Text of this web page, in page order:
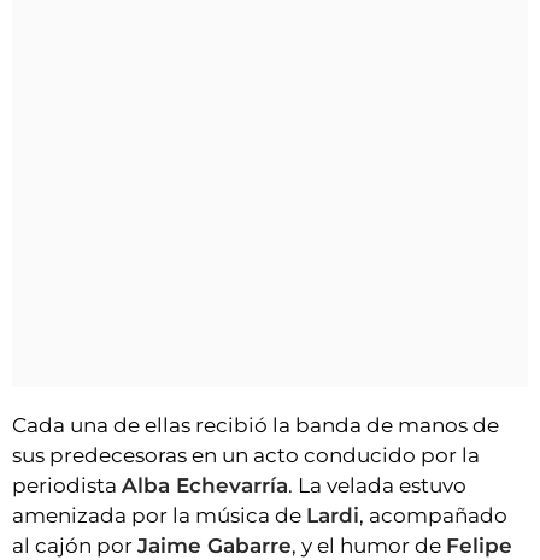
Cada una de ellas recibió la banda de manos de
sus predecesoras en un acto conducido por la
periodista Alba Echevarría. La velada estuvo
amenizada por la música de Lardi, acompañado
al cajón por Jaime Gabarre, y el humor de Felipe